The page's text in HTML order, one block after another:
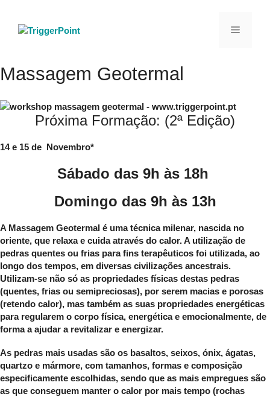
Menu
Massagem Geotermal
Próxima Formação: (2ª Edição)
14 e 15 de Novembro*
Sábado das 9h às 18h
Domingo das 9h às 13h
A Massagem Geotermal é uma técnica milenar, nascida no
oriente, que relaxa e cuida através do calor. A utilização de
pedras quentes ou frias para fins terapêuticos foi utilizada, ao
longo dos tempos, em diversas civilizações ancestrais.
Utilizam-se não só as propriedades físicas destas pedras
(quentes, frias ou semipreciosas), por serem macias e porosas
(retendo calor), mas também as suas propriedades energéticas
para regularem o corpo física, energética e emocionalmente, de
forma a ajudar a revitalizar e energizar.
As pedras mais usadas são os basaltos, seixos, ónix, ágatas,
quartzo e mármore, com tamanhos, formas e composição
especificamente escolhidas, sendo que as mais empregues são
as que conseguem manter o calor por mais tempo (rochas